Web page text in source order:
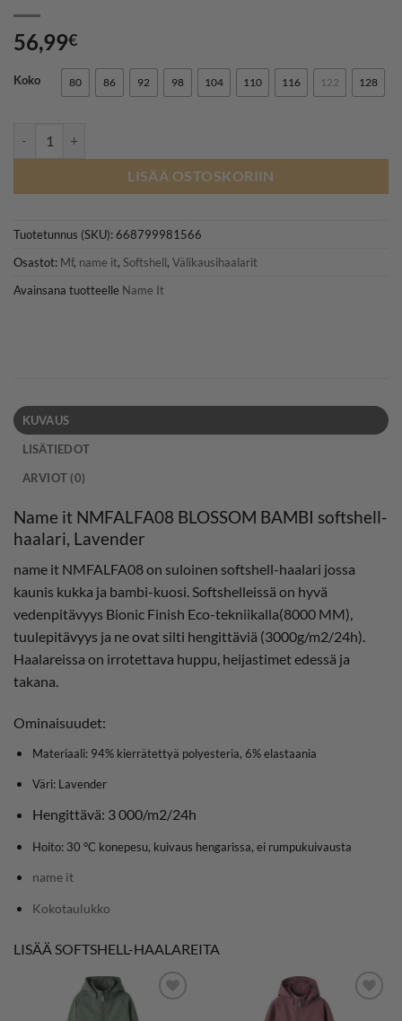
56,99€
Koko 80 86 92 98 104 110 116 122 128
LISÄÄ OSTOSKORIIN
Tuotetunnus (SKU):668799981566
Osastot: Mf, name it, Softshell, Välikausihaalarit
Avainsana tuotteelle Name It
KUVAUS
LISÄTIEDOT
ARVIOT (0)
Name it NMFALFA08 BLOSSOM BAMBI softshell-
haalari, Lavender
name it NMFALFA08 on suloinen softshell-haalari jossa
kaunis kukka ja bambi-kuosi. Softshelleissä on hyvä
vedenpitävyys Bionic Finish Eco-tekniikalla(8000 MM),
tuulepitävyys ja ne ovat silti hengittäviä (3000g/m2/24h).
Haalareissa on irrotettava huppu, heijastimet edessä ja
takana.
Ominaisuudet:
Materiaali: 94% kierrätettyä polyesteria, 6% elastaania
Väri: Lavender
Hengittävä: 3 000/m2/24h
Hoito: 30 °C konepesu, kuivaus hengarissa, ei rumpukuivausta
name it
Kokotaulukko
LISÄÄ SOFTSHELL-HAALAREITA
LISÄÄ LISÄÄ